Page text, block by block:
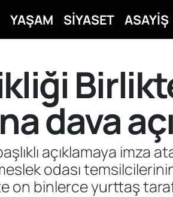
YAŞAM SİYASET ASAYİŞ
dava
açıklamaya imza
odası
on binlerce yurttaş